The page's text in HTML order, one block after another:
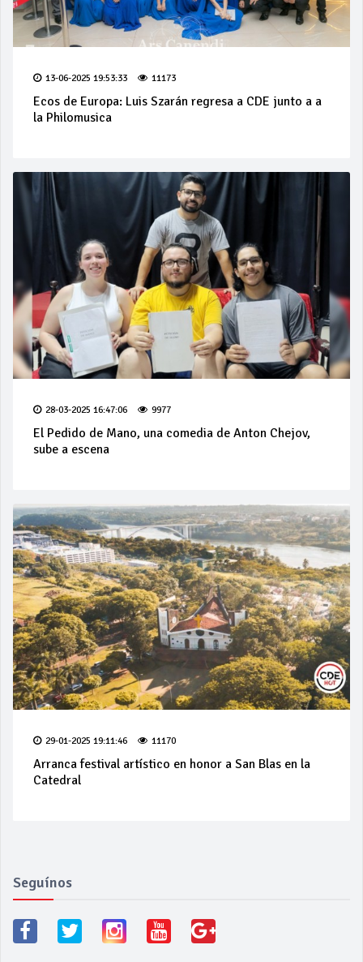
13-06-2025 19:53:33 11173
Ecos de Europa: Luis Szarán regresa a CDE junto a a
la Philomusica
28-03-2025 16:47:06 9977
El Pedido de Mano, una comedia de Anton Chejov,
sube a escena
29-01-2025 19:11:46 11170
Arranca festival artístico en honor a San Blas en la
Catedral
Seguínos